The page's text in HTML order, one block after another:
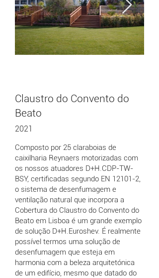
Claustro do Convento do
Beato
2021
Composto por 25 claraboias de
caixilharia Reynaers motorizadas com
os nossos atuadores D+H.CDP-TW-
BSY, certificadas segundo EN 12101-2,
o sistema de desenfumagem e
ventilação natural que incorpora a
Cobertura do Claustro do Convento do
Beato em Lisboa é um grande exemplo
de solução D+H.Euroshev. É realmente
possível termos uma solução de
desenfumagem que esteja em
harmonia com a beleza arquitetónica
de um edifício, mesmo que datado do